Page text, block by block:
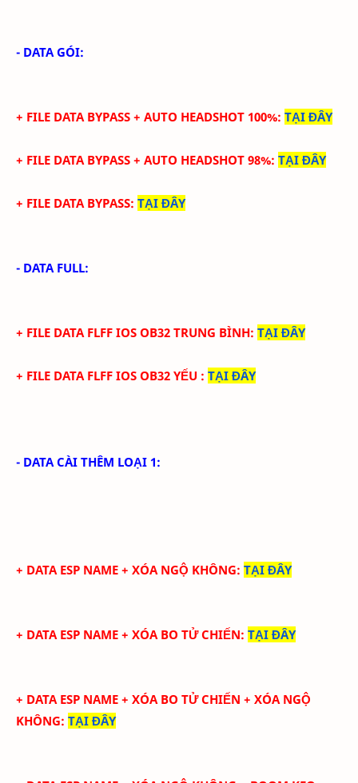
- DATA GÓI:
+ FILE DATA BYPASS + AUTO HEADSHOT 100%: TẠI ĐÂY
+ FILE DATA BYPASS + AUTO HEADSHOT 98%: TẠI ĐÂY
+ FILE DATA BYPASS: TẠI ĐÂY
- DATA FULL:
+ FILE DATA FLFF IOS OB32 TRUNG BÌNH: TẠI ĐÂY
+ FILE DATA FLFF IOS OB32 YẾU : TẠI ĐÂY
- DATA CÀI THÊM LOẠI 1:
+ DATA ESP NAME + XÓA NGỘ KHÔNG: TẠI ĐÂY
+ DATA ESP NAME + XÓA BO TỬ CHIẾN: TẠI ĐÂY
+ DATA ESP NAME + XÓA BO TỬ CHIẾN + XÓA NGỘ
KHÔNG: TẠI ĐÂY